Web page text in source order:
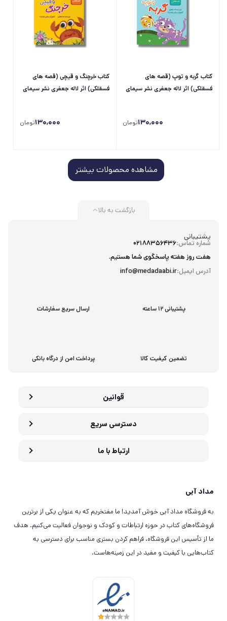
کتاب گربه و توپ (قصه های
فسقلکی) اثر لاله جعفری نشر سیمای
130,000تومان
کتاب خرچنگ و قیچی (قصه های
فسقلکی) اثر لاله جعفری نشر سیمای
130,000تومان
مشاهده محصولات بیشتر
پشتیبانی
شماره تماس:02188356436
آدرس ایمیل:info@medadaabi.ir
هفت روز هفته پاسخگوی شما هستیم.
بازگشت به بالا
پشتیبانی 12 ساعته ارسال سریع سفارشات
تضمین کیفیت کالا پرداخت امن از درگاه بانکی
قوانین
دسترسی سریع
ارتباط با ما
مداد آبی
به فروشگاه مداد آبی خوش آمدید! ما مفتخریم که به عنوان یکی از برترین
فروشگاه‌های کتاب در حوزه ارتباطات و کودک و نوجوان فعالیت می‌کنیم. هدف
ما از تأسیس این فروشگاه، فراهم کردن بستری مناسب برای دسترسی به
کتاب‌هایی با کیفیت و مفید در این زمینه‌هاست.